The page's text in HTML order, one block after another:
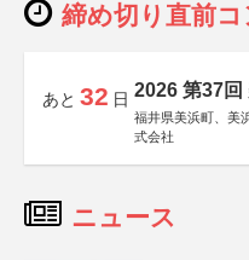
締め切り直前コ
あと 32 日 2026 第37回
福井県美浜町、美
式会社
ニュース